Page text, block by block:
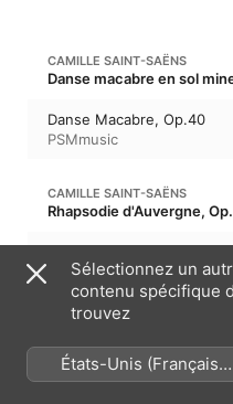
CAMILLE SAINT-SAËNS
Danse macabre en sol
Danse Macabre, Op.40
PSMmusic
CAMILLE SAINT-SAËNS
Rhapsodie d'Auvergne,
PSMmusic
Samson et Dalila, Op. 47,
Softly Awakes my Heart
Sélectionnez un
contenu spécifique
trouvez
États-Unis (Français
France)